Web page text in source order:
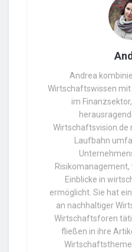
Andrea
Wirtschaftswissen
im
Wirtschaftsvision.de
Laufbahn
Einblicke in
ermöglicht. Sie hat
an nachhaltiger
Wirtschaftsforen
fließen in ihre